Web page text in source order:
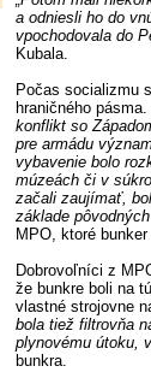
a odniesli ho do
vpochodovala do
Kubala.
Počas socializmu
hraničného pásma.
konflikt so
pre armádu
vybavenie bolo
múzeách či v
začali zaujímať,
základe
MPO, ktoré
Dobrovoľníci z
že bunkre boli na
vlastné strojovne
bola tiež filtrovňa
plynovému útoku,
bunkra.